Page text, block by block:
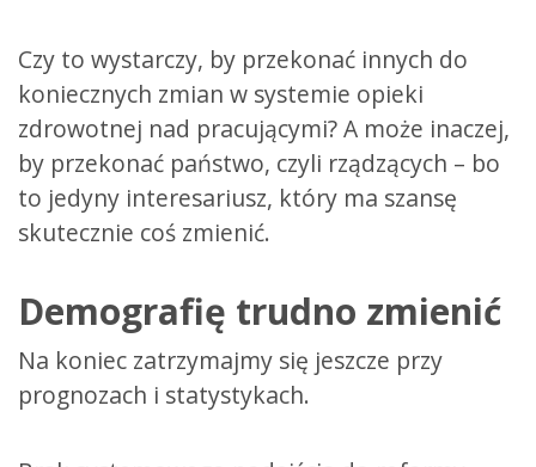
Czy to wystarczy, by przekonać innych do
koniecznych zmian w systemie opieki
zdrowotnej nad pracującymi? A może inaczej,
by przekonać państwo, czyli rządzących – bo
to jedyny interesariusz, który ma szansę
skutecznie coś zmienić.
Demografię trudno zmienić
Na koniec zatrzymajmy się jeszcze przy
prognozach i statystykach.